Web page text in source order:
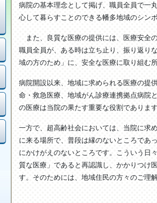
病院の基本理念として掲げ、職員全員で一
心して暮らすことのできる幡多地域のシン
また、良質な医療の提供には、医療安全
職員全員が、ある時は立ち止り、振り返り
域の方のため」に、安全な医療に取り組む所
病院開設以来、地域に求められる医療の提
命・救急医療、地域がん診療連携拠点病院
の医療は当院の果たす重要な役割であります
一方で、超高齢社会においては、当院に求
に来る場所で、普段は縁のないところであ
にかけがえのないところです。こういう日
質な医療」であると再認識し、かかりつけ
す。そのためには、地域住民の方々のご理